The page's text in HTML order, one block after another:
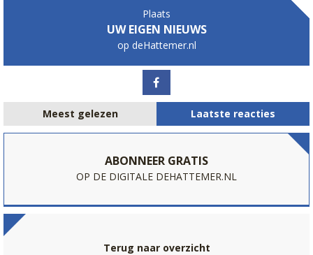
Terug naar overzicht
Plaats
UW EIGEN NIEUWS
op deHattemer.nl
Meest gelezen Laatste reacties
ABONNEER GRATIS
OP DE DIGITALE DEHATTEMER.NL